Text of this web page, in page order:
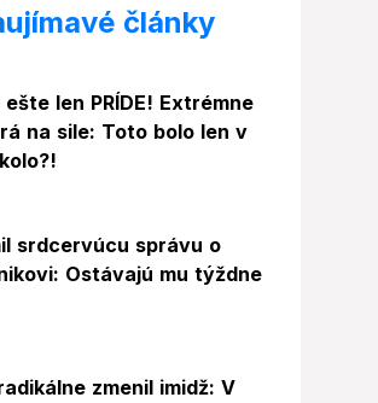
články
len PRÍDE! Extrémne
na sile: Toto bolo len v
srdcervúcu správu o
Ostávajú mu týždne
zmenil imidž: V